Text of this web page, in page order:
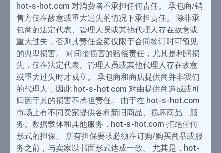
hot-s-hot.com 对消费者不承担任何责任。 承包商/销
售方仅在故意或重大过失的情况下承担责任。 除非承
包商的法定代表、管理人员或其他代理人存在故意或
重大过失，否则其责任金额仅限于合同签订时可预见
的典型损害。 对间接损害的赔偿责任，尤其是利润损
失，仅在法定代表、管理人员或其他代理人存在故意
或重大过失时才成立。 承包商和商店提供商并非我们
的代理人，因此 hot-s-hot.com 对由提供商造成或可
归因于其的损害不承担责任。 由于在 hot-s-hot.com
市场上有不同卖家提供各种新旧商品、损坏商品、服
务、数据载体和其他服务，hot-s-hot.com 拒绝任何
形式的担保。 所有担保要求必须在订购/购买商品或服
务之前，与卖家以书面形式达成一致。 尤其是，hot-